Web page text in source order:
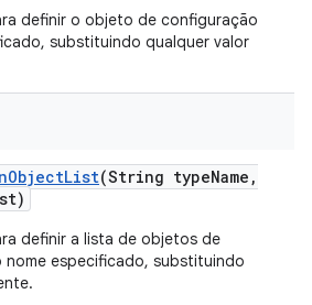
definir o objeto de configuração
substituindo qualquer valor
ObjectList(String typeName ,
definir a lista de objetos de
especificado, substituindo